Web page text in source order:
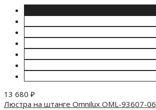
13 680 ₽
Люстра на штанге Omnilux OML-93607-06